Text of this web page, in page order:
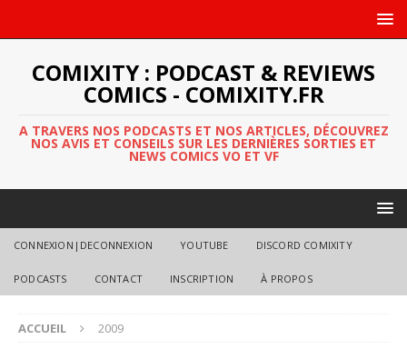
COMIXITY : PODCAST & REVIEWS
COMICS - COMIXITY.FR
A TRAVERS NOS PODCASTS ET NOS ARTICLES, DÉCOUVREZ
NOS AVIS ET CONSEILS SUR LES DERNIÈRES SORTIES ET
NEWS COMICS VO ET VF
CONNEXION|DECONNEXION YOUTUBE DISCORD COMIXITY
PODCASTS CONTACT INSCRIPTION À PROPOS
ACCUEIL 2009